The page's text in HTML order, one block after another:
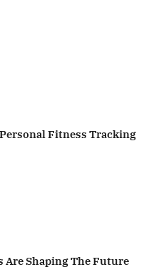
Fitness Tracking
Shaping The Future